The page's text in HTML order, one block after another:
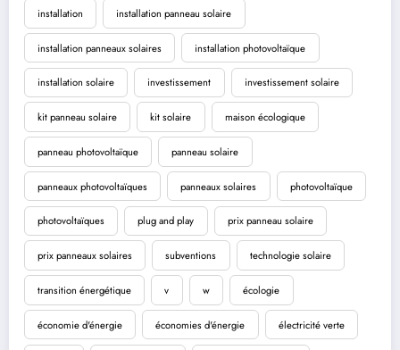
installation installation panneau solaire
installation panneaux solaires installation photovoltaïque
installation solaire investissement investissement solaire
kit panneau solaire kit solaire maison écologique
panneau photovoltaïque panneau solaire
panneaux photovoltaïques panneaux solaires photovoltaïque
photovoltaïques plug and play prix panneau solaire
prix panneaux solaires subventions technologie solaire
transition énergétique v w écologie
économie d'énergie économies d'énergie électricité verte